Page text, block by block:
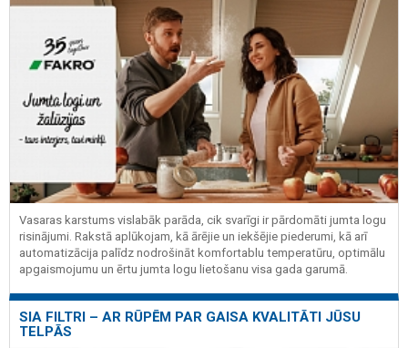
Vasaras karstums vislabāk parāda, cik svarīgi ir pārdomāti jumta logu
risinājumi. Rakstā aplūkojam, kā ārējie un iekšējie piederumi, kā arī
automatizācija palīdz nodrošināt komfortablu temperatūru, optimālu
apgaismojumu un ērtu jumta logu lietošanu visa gada garumā.
SIA FILTRI – AR RŪPĒM PAR GAISA KVALITĀTI JŪSU
TELPĀS